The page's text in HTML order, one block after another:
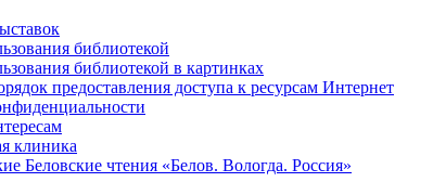
библиотекой
библиотекой в картинках
предоставления доступа к ресурсам Интернет
клиника
Беловские чтения «Белов. Вологда. Россия»